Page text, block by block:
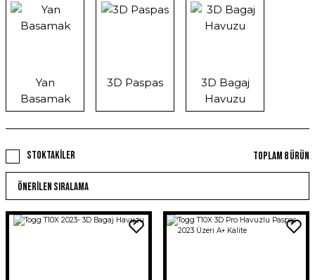
Yan
Basamak
3D Paspas
3D Bagaj
Havuzu
Stoktakiler Toplam 8 ürün